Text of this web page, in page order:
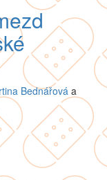
Bednářová a